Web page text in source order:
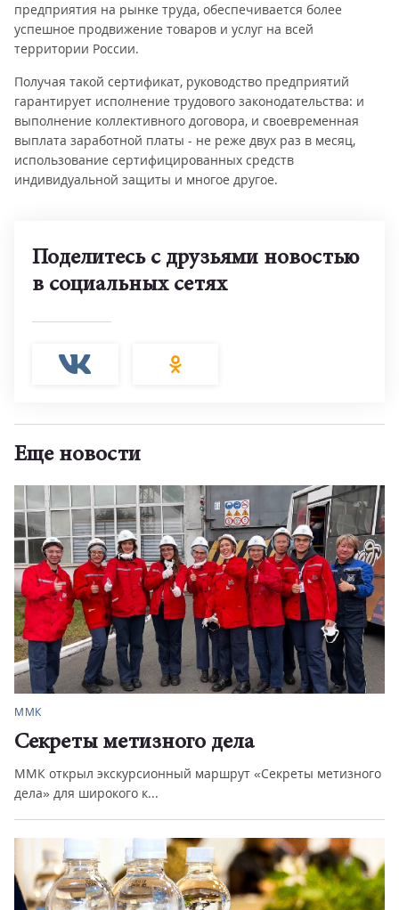
предприятия на рынке труда, обеспечивается более
успешное продвижение товаров и услуг на всей
территории России.
Получая такой сертификат, руководство предприятий
гарантирует исполнение трудового законодательства: и
выполнение коллективного договора, и своевременная
выплата заработной платы - не реже двух раз в месяц,
использование сертифицированных средств
индивидуальной защиты и многое другое.
Поделитесь с друзьями новостью
в социальных сетях
Еще новости
ММК
Секреты метизного дела
ММК открыл экскурсионный маршрут «Секреты метизного
дела» для широкого к...